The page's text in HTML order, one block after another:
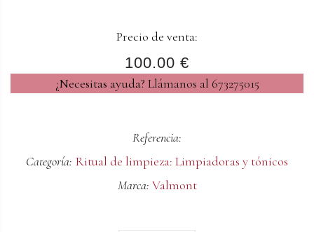
Precio de venta:
100.00 €
¿Necesitas ayuda? Llámanos al 673275015
Referencia:
Categoría: Ritual de limpieza: Limpiadoras y tónicos
Marca: Valmont